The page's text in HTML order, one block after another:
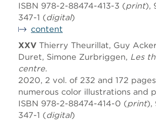
ISBN 978-2-88474-413-3 (print),
347-1 (digital)
content
XXV Thierry Theurillat, Guy
Duret, Simone Zurbriggen, Les
centre.
2020, 2 vol. of 232 and 172
numerous color illustrations and
ISBN 978-2-88474-414-0 (print),
347-1 (digital)